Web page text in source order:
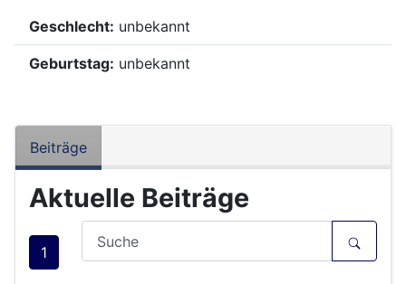
Geschlecht: unbekannt
Geburtstag: unbekannt
Beiträge
Aktuelle Beiträge
1